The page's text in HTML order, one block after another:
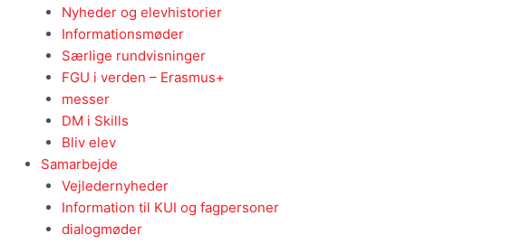
Nyheder og elevhistorier
Informationsmøder
Særlige rundvisninger
FGU i verden – Erasmus+
messer
DM i Skills
Bliv elev
Samarbejde
Vejledernyheder
Information til KUI og fagpersoner
dialogmøder